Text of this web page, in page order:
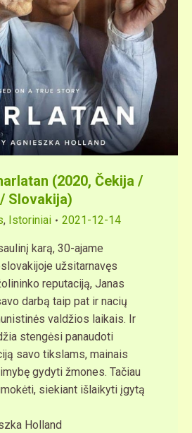
(2020, Čekija /
Slovakija)
, Istoriniai 2021-12-14
karą, 30-ajame
užsitarnavęs
reputaciją, Janas
darbą taip pat ir nacių
valdžios laikais. Ir
stengėsi panaudoti
savo tikslams, mainais
gydyti žmones. Tačiau
siekiant išlaikyti įgytą
Holland